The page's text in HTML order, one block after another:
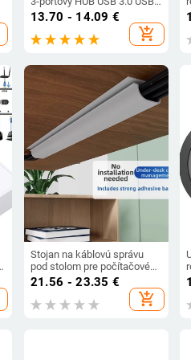
2.0 HUB USB rozbočovač
adaptér 480 Mbps pre
notebooky a počítačové
príslušenstvo
13.70 - 14.09 €
add_shopping_cart
Stojan na káblovú správu
pod stolom pre počítačové
káble
21.56 - 23.35 €
add_shopping_cart